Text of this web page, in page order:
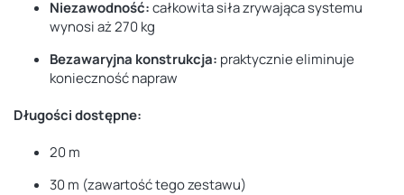
Niezawodność:całkowita siła zrywająca systemu
wynosi aż 270 kg
Bezawaryjna konstrukcja: praktycznie eliminuje
konieczność napraw
Długości dostępne:
20 m
30 m (zawartość tego zestawu)